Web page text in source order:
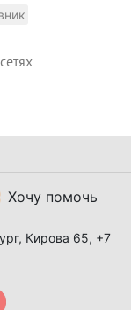
Хочу помочь
Кирова 65, +7